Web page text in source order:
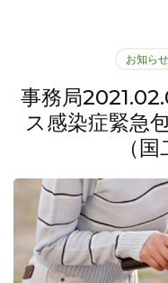
お知らせ
事務局
ス感染症緊急
（